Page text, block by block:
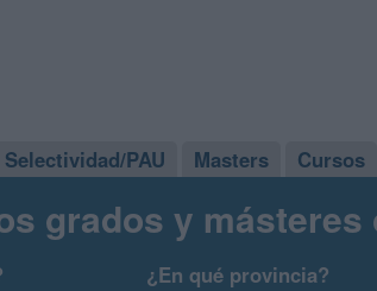
Selectividad/PAU Masters Cursos
grados y
¿En qué provincia?